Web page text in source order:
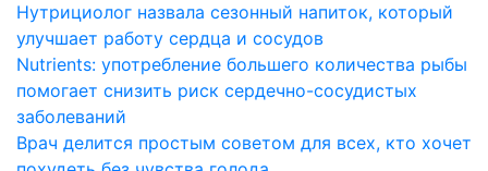
Нутрициолог назвала сезонный напиток, который
улучшает работу сердца и сосудов
Nutrients: употребление большего количества рыбы
помогает снизить риск сердечно-сосудистых
заболеваний
Врач делится простым советом для всех, кто хочет